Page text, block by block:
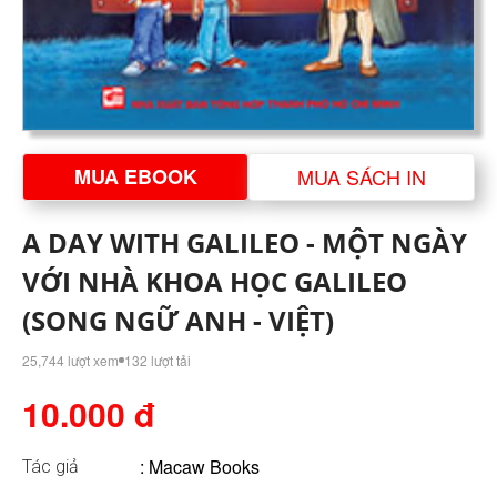
MUA EBOOK MUA SÁCH IN
A DAY WITH GALILEO - MỘT NGÀY
VỚI NHÀ KHOA HỌC GALILEO
(SONG NGỮ ANH - VIỆT)
25,744 lượt xem 132 lượt tải
10.000 đ
Tác giả : Macaw Books